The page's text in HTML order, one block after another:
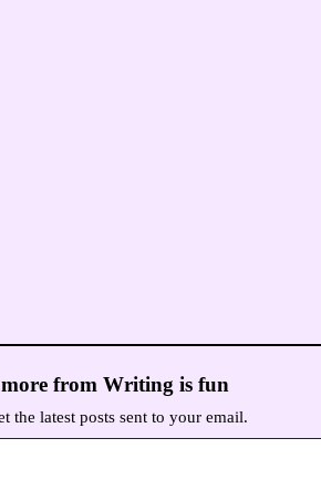
from Writing is fun
the latest posts sent to your email.